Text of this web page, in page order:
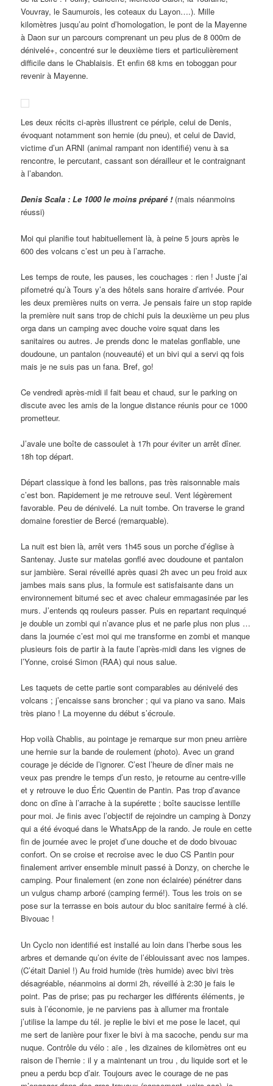
Vouvray, le Saumurois, les coteaux du Layon….). Mille
kilomètres jusqu’au point d’homologation, le pont de la Mayenne
à Daon sur un parcours comprenant un peu plus de 8 000m de
dénivelé+, concentré sur le deuxième tiers et particulièrement
difficile dans le Chablaisis. Et enfin 68 kms en toboggan pour
revenir à Mayenne.
Les deux récits ci-après illustrent ce périple, celui de Denis,
évoquant notamment son hernie (du pneu), et celui de David,
victime d’un ARNI (animal rampant non identifié) venu à sa
rencontre, le percutant, cassant son dérailleur et le contraignant
à l’abandon.
Denis Scala :Le 1000 le moins préparé ! (mais néanmoins
réussi)
Moi qui planifie tout habituellement là, à peine 5 jours après le
600 des volcans c’est un peu à l’arrache.
Les temps de route, les pauses, les couchages : rien ! Juste j’ai
pifometré qu’à Tours y’a des hôtels sans horaire d’arrivée. Pour
les deux premières nuits on verra. Je pensais faire un stop rapide
la première nuit sans trop de chichi puis la deuxième un peu plus
orga dans un camping avec douche voire squat dans les
sanitaires ou autres. Je prends donc le matelas gonflable, une
doudoune, un pantalon (nouveauté) et un bivi qui a servi qq fois
mais je ne suis pas un fana. Bref, go!
Ce vendredi après-midi il fait beau et chaud, sur le parking on
discute avec les amis de la longue distance réunis pour ce 1000
prometteur.
J’avale une boîte de cassoulet à 17h pour éviter un arrêt dîner.
18h top départ.
Départ classique à fond les ballons, pas très raisonnable mais
c’est bon. Rapidement je me retrouve seul. Vent légèrement
favorable. Peu de dénivelé. La nuit tombe. On traverse le grand
domaine forestier de Bercé (remarquable).
La nuit est bien là, arrêt vers 1h45 sous un porche d’église à
Santenay. Juste sur matelas gonflé avec doudoune et pantalon
sur jambière. Serai réveillé après quasi 2h avec un peu froid aux
jambes mais sans plus, la formule est satisfaisante dans un
environnement bitumé sec et avec chaleur emmagasinée par les
murs. J’entends qq rouleurs passer. Puis en repartant requinqué
je double un zombi qui n’avance plus et ne parle plus non plus …
dans la journée c’est moi qui me transforme en zombi et manque
plusieurs fois de partir à la faute l’après-midi dans les vignes de
l’Yonne, croisé Simon (RAA) qui nous salue.
Les taquets de cette partie sont comparables au dénivelé des
volcans ; j’encaisse sans broncher ; qui va piano va sano. Mais
très piano ! La moyenne du début s’écroule.
Hop voilà Chablis, au pointage je remarque sur mon pneu arrière
une hernie sur la bande de roulement (photo). Avec un grand
courage je décide de l’ignorer. C’est l’heure de dîner mais ne
veux pas prendre le temps d’un resto, je retourne au centre-ville
et y retrouve le duo Éric Quentin de Pantin. Pas trop d’avance
donc on dîne à l’arrache à la supérette ; boîte saucisse lentille
pour moi. Je finis avec l’objectif de rejoindre un camping à Donzy
qui a été évoqué dans le WhatsApp de la rando. Je roule en cette
fin de journée avec le projet d’une douche et de dodo bivouac
confort. On se croise et recroise avec le duo CS Pantin pour
finalement arriver ensemble minuit passé à Donzy, on cherche le
camping. Pour finalement (en zone non éclairée) pénétrer dans
un vulgus champ arboré (camping fermé!). Tous les trois on se
pose sur la terrasse en bois autour du bloc sanitaire fermé à clé.
Bivouac !
Un Cyclo non identifié est installé au loin dans l’herbe sous les
arbres et demande qu’on évite de l’éblouissant avec nos lampes.
(C’était Daniel !) Au froid humide (très humide) avec bivi très
désagréable, néanmoins ai dormi 2h, réveillé à 2:30 je fais le
point. Pas de prise; pas pu recharger les différents éléments, je
suis à l’économie, je ne parviens pas à allumer ma frontale
j’utilise la lampe du tél. je replie le bivi et me pose le lacet, qui
me sert de lanière pour fixer le bivi à ma sacoche, pendu sur ma
nuque. Contrôle du vélo : aïe , les dizaines de kilomètres ont eu
raison de l’hernie : il y a maintenant un trou , du liquide sort et le
pneu a perdu bcp d’air. Toujours avec le courage de ne pas